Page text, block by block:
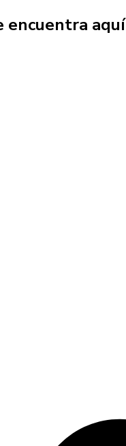
encuentra aquí